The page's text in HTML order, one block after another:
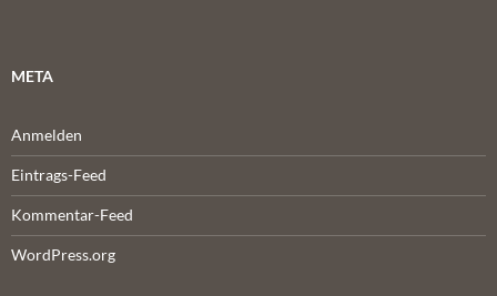
META
Anmelden
Eintrags-Feed
Kommentar-Feed
WordPress.org